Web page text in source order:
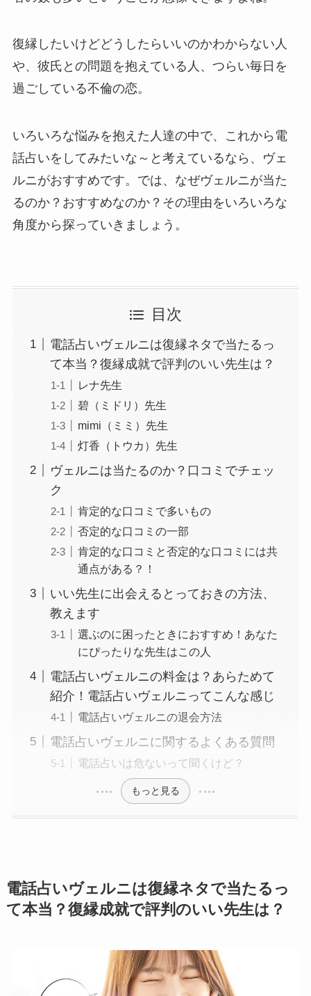
復縁したいけどどうしたらいいのかわからない人
や、彼氏との問題を抱えている人、つらい毎日を
過ごしている不倫の恋。
いろいろな悩みを抱えた人達の中で、これから電
話占いをしてみたいな～と考えているなら、ヴェ
ルニがおすすめです。では、なぜヴェルニが当た
るのか？おすすめなのか？その理由をいろいろな
角度から探っていきましょう。
目次
電話占いヴェルニは復縁ネタで当たるっ
て本当？復縁成就で評判のいい先生は？
レナ先生
碧（ミドリ）先生
mimi（ミミ）先生
灯香（トウカ）先生
ヴェルニは当たるのか？口コミでチェッ
ク
肯定的な口コミで多いもの
否定的な口コミの一部
肯定的な口コミと否定的な口コミには共
通点がある？！
いい先生に出会えるとっておきの方法、
教えます
選ぶのに困ったときにおすすめ！あなた
にぴったりな先生はこの人
電話占いヴェルニの料金は？あらためて
紹介！電話占いヴェルニってこんな感じ
電話占いヴェルニの退会方法
電話占いヴェルニに関するよくある質問
電話占いは危ないって聞くけど？
もっと見る
電話占いヴェルニは復縁ネタで当たるっ
て本当？復縁成就で評判のいい先生は？